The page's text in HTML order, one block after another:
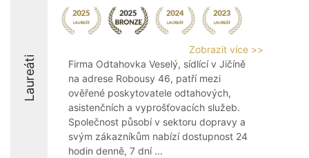
Laureáti
Zobrazit více >>
Firma Odtahovka Veselý, sídlící v Jičíně
na adrese Robousy 46, patří mezi
ověřené poskytovatele odtahových,
asistenčních a vyprošťovacích služeb.
Společnost působí v sektoru dopravy a
svým zákazníkům nabízí dostupnost 24
hodin denně, 7 dní ...